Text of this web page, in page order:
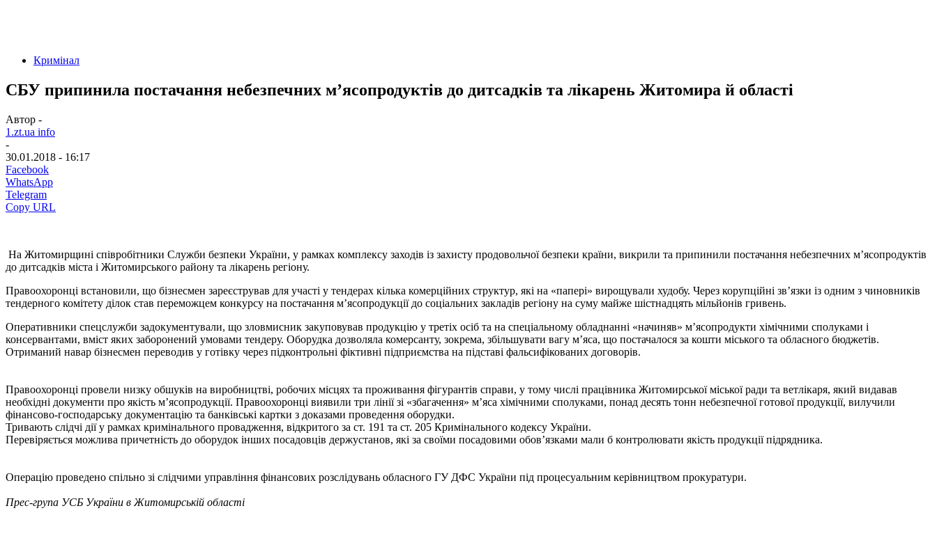
Кримінал
СБУ припинила постачання небезпечних м’ясопродуктів до дитсадків та лікарень Житомира й області
Автор -
1.zt.ua info
-
30.01.2018 - 16:17
Facebook
WhatsApp
Telegram
Copy URL
На Житомирщині співробітники Служби безпеки України, у рамках комплексу заходів із захисту продовольчої безпеки країни, викрили та припинили постачання небезпечних м’ясопродуктів
до дитсадків міста і Житомирського району та лікарень регіону.
Правоохоронці встановили, що бізнесмен зареєстрував для участі у тендерах кілька комерційних структур, які на «папері» вирощували худобу. Через корупційні зв’язки із одним з чиновників
тендерного комітету ділок став переможцем конкурсу на постачання м’ясопродукції до соціальних закладів регіону на суму майже шістнадцять мільйонів гривень.
Оперативники спецслужби задокументували, що зловмисник закуповував продукцію у третіх осіб та на спеціальному обладнанні «начиняв» м’ясопродукти хімічними сполуками і
консервантами, вміст яких заборонений умовами тендеру. Оборудка дозволяла комерсанту, зокрема, збільшувати вагу м’яса, що постачалося за кошти міського та обласного бюджетів.
Отриманий навар бізнесмен переводив у готівку через підконтрольні фіктивні підприємства на підставі фальсифікованих договорів.
Правоохоронці провели низку обшуків на виробництві, робочих місцях та проживання фігурантів справи, у тому числі працівника Житомирської міської ради та ветлікаря, який видавав
необхідні документи про якість м’ясопродукції. Правоохоронці виявили три лінії зі «збагачення» м’яса хімічними сполуками, понад десять тонн небезпечної готової продукції, вилучили
фінансово-господарську документацію та банківські картки з доказами проведення оборудки.
Тривають слідчі дії у рамках кримінального провадження, відкритого за ст. 191 та ст. 205 Кримінального кодексу України.
Перевіряється можлива причетність до оборудок інших посадовців держустанов, які за своїми посадовими обов’язками мали б контролювати якість продукції підрядника.
Операцію проведено спільно зі слідчими управління фінансових розслідувань обласного ГУ ДФС України під процесуальним керівництвом прокуратури.
Прес-група УСБ України в Житомирській області